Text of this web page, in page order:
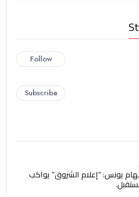
Follow
Subscribe
يونس: “إعلام الشروق” يواكب